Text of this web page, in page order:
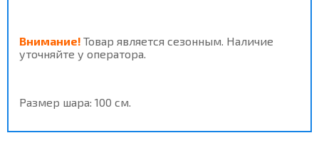
Внимание! Товар является сезонным. Наличие
уточняйте у оператора.
Размер шара: 100 см.